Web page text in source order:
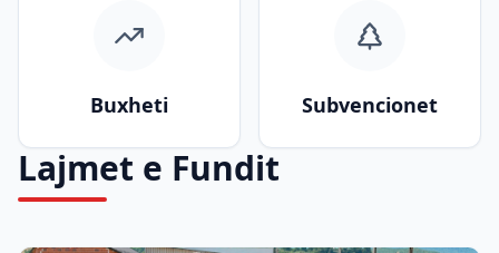
Buxheti Subvencionet
Lajmet e Fundit